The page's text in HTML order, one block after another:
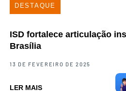
DESTAQUE
ISD fortalece articulação
Brasília
13 DE FEVEREIRO DE 2025
LER MAIS